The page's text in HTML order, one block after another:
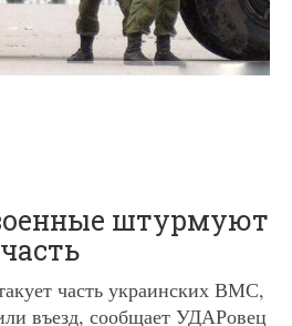
штурмуют
часть украинских ВМС,
въезд, сообщает УДАРовец